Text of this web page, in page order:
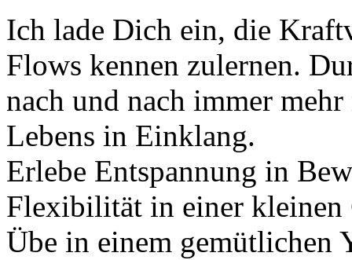
Ich lade Dich ein, die
Flows kennen zulernen.
nach und nach immer
Lebens in Einklang.
Erlebe Entspannung in
Flexibilität in einer kleinen
Übe in einem gemütlichen